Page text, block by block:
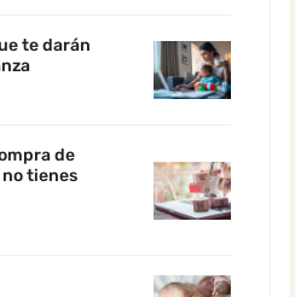
te darán
de
tienes